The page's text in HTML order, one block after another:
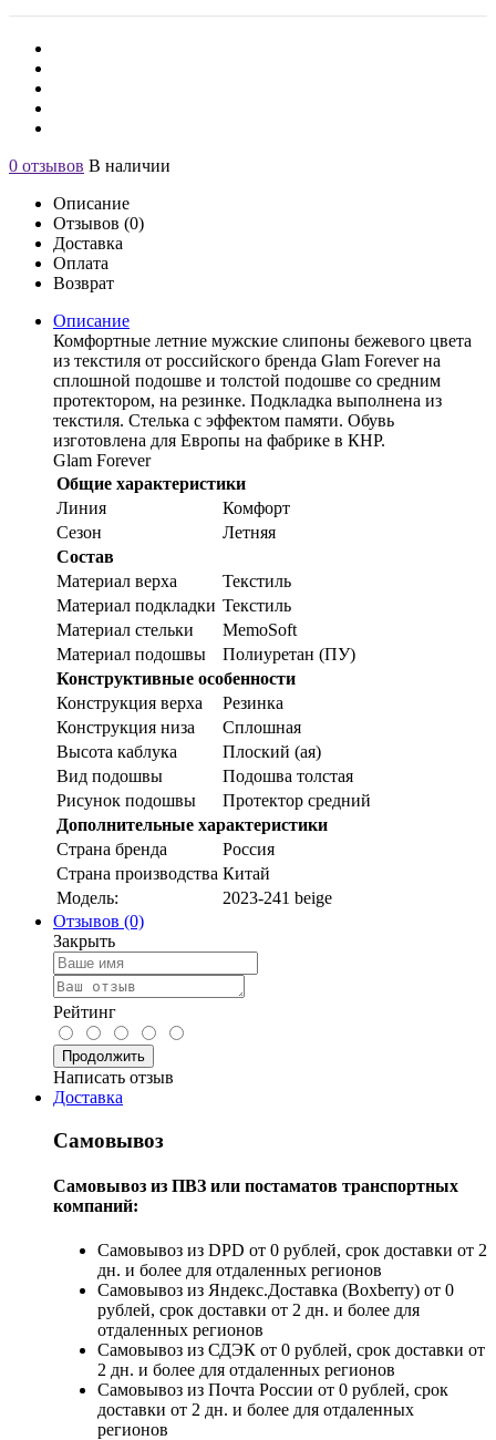
0 отзывов В наличии
Описание
Отзывов (0)
Доставка
Оплата
Возврат
Описание
Комфортные летние мужские слипоны бежевого цвета
из текстиля от российского бренда Glam Forever на
сплошной подошве и толстой подошве со средним
протектором, на резинке. Подкладка выполнена из
текстиля. Стелька с эффектом памяти. Обувь
изготовлена для Европы на фабрике в КНР.
Glam Forever
Общие характеристики
Линия
Комфорт
Сезон
Летняя
Состав
Материал верха
Текстиль
Материал подкладки Текстиль
Материал стельки
MemoSoft
Материал подошвы
Полиуретан (ПУ)
Конструктивные особенности
Конструкция верха
Резинка
Конструкция низа
Сплошная
Высота каблука
Плоский (ая)
Вид подошвы
Подошва толстая
Рисунок подошвы
Протектор средний
Дополнительные характеристики
Страна бренда
Россия
Страна производства Китай
Модель:
2023-241 beige
Отзывов (0)
Закрыть
Рейтинг
Продолжить
Написать отзыв
Доставка
Самовывоз
Самовывоз из ПВЗ или постаматов транспортных
компаний:
Самовывоз из DPD от 0 рублей, срок доставки от 2
дн. и более для отдаленных регионов
Самовывоз из Яндекс.Доставка (Boxberry) от 0
рублей, срок доставки от 2 дн. и более для
отдаленных регионов
Самовывоз из СДЭК от 0 рублей, срок доставки от
2 дн. и более для отдаленных регионов
Самовывоз из Почта России от 0 рублей, срок
доставки от 2 дн. и более для отдаленных
регионов